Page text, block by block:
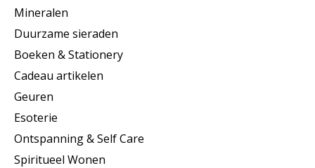
Mineralen
Duurzame sieraden
Boeken & Stationery
Cadeau artikelen
Geuren
Esoterie
Ontspanning & Self Care
Spiritueel Wonen